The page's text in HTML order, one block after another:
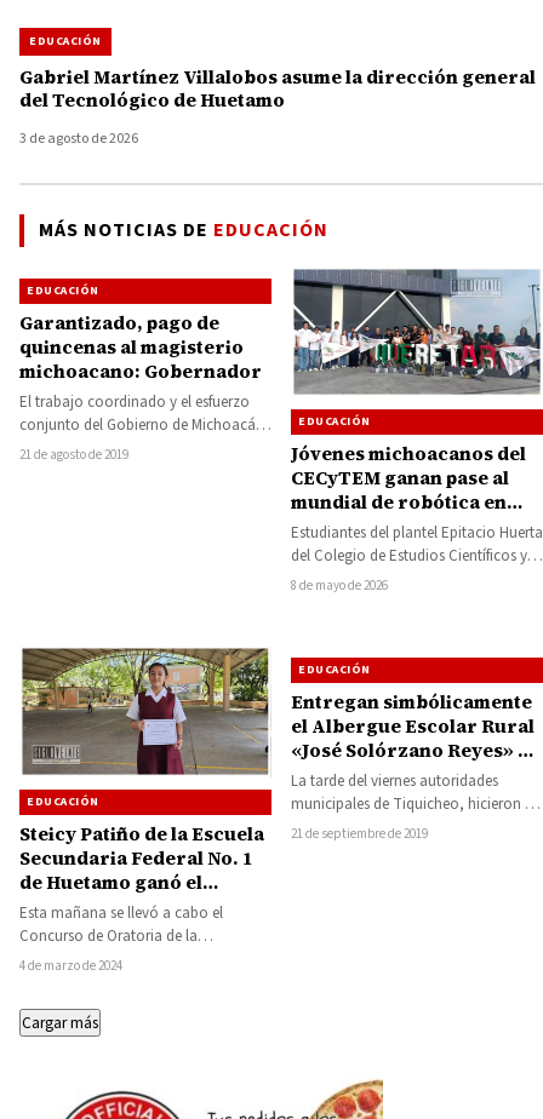
EDUCACIÓN
Gabriel Martínez Villalobos asume la dirección general
del Tecnológico de Huetamo
3 de agosto de 2026
MÁS NOTICIAS DE EDUCACIÓN
EDUCACIÓN
Garantizado, pago de
quincenas al magisterio
michoacano: Gobernador
El trabajo coordinado y el esfuerzo
conjunto del Gobierno de Michoacán
y la Federación ha permitido definir
21 de agosto de 2019
EDUCACIÓN
Jóvenes michoacanos del
CECyTEM ganan pase al
mundial de robótica en
China
Estudiantes del plantel Epitacio Huerta
del Colegio de Estudios Científicos y
Tecnológicos del Estado (Cecytem)
8 de mayo de 2026
EDUCACIÓN
Steicy Patiño de la Escuela
Secundaria Federal No. 1
de Huetamo ganó el
Concurso de Oratoria
Intersecundarias
Esta mañana se llevó a cabo el
Concurso de Oratoria de la
competición intersecundarias de nivel
4 de marzo de 2024
EDUCACIÓN
Entregan simbólicamente
el Albergue Escolar Rural
«José Solórzano Reyes» de
Tiquicheo
La tarde del viernes autoridades
municipales de Tiquicheo, hicieron la
entrega simbólica de las instalaciones
21 de septiembre de 2019
Cargar más